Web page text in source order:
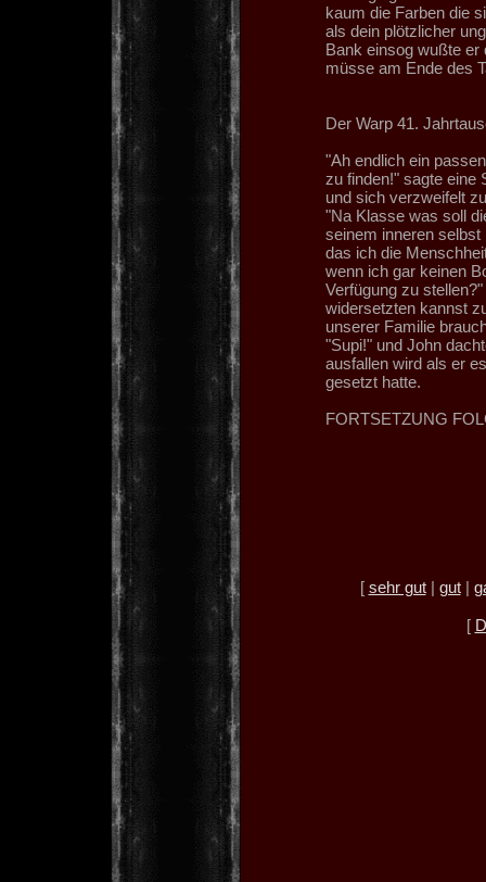
kaum die Farben die
als dein plötzlicher
Bank einsog wußte er
müsse am Ende des
Der Warp 41.
"Ah endlich ein
zu finden!" sagte eine
und sich verzweifelt
"Na Klasse was soll
seinem inneren
das ich die
wenn ich gar keinen
Verfügung zu
widersetzten kannst
unserer Familie
"Supi!" und John
ausfallen wird als er
gesetzt hatte.
FORTSETZUNG
[ sehr gut| gut|
[